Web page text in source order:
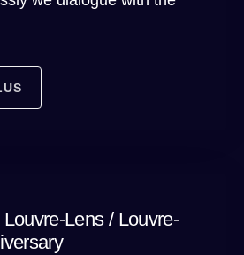
Lens / Louvre-